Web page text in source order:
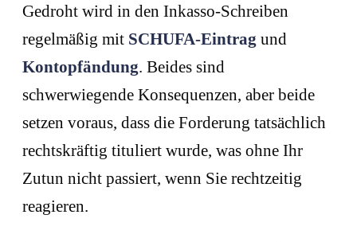
Gedroht wird in den Inkasso-Schreiben
regelmäßig mit SCHUFA-Eintrag und
Kontopfändung. Beides sind
schwerwiegende Konsequenzen, aber beide
setzen voraus, dass die Forderung tatsächlich
rechtskräftig tituliert wurde, was ohne Ihr
Zutun nicht passiert, wenn Sie rechtzeitig
reagieren.